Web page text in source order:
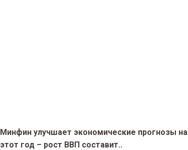
Минфин улучшает экономические прогнозы на
этот год – рост ВВП составит..